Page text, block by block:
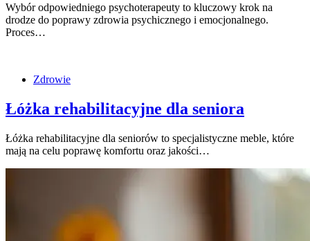
Wybór odpowiedniego psychoterapeuty to kluczowy krok na
drodze do poprawy zdrowia psychicznego i emocjonalnego.
Proces…
Zdrowie
Łóżka rehabilitacyjne dla seniora
Łóżka rehabilitacyjne dla seniorów to specjalistyczne meble, które
mają na celu poprawę komfortu oraz jakości…